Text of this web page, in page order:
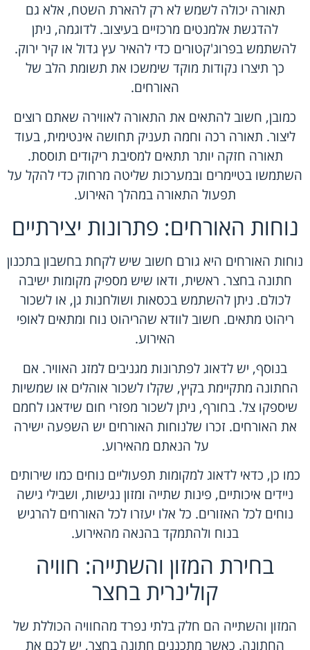
תאורה יכולה לשמש לא רק להארת השטח, אלא גם
להדגשת אלמנטים מרכזיים בעיצוב. לדוגמה, ניתן
להשתמש בפרוג'קטורים כדי להאיר עץ גדול או קיר ירוק.
כך תיצרו נקודות מוקד שימשכו את תשומת הלב של
האורחים.
כמובן, חשוב להתאים את התאורה לאווירה שאתם רוצים
ליצור. תאורה רכה וחמה תעניק תחושה אינטימית, בעוד
תאורה חזקה יותר תתאים למסיבת ריקודים תוססת.
השתמשו בטיימרים ובמערכות שליטה מרחוק כדי להקל על
תפעול התאורה במהלך האירוע.
נוחות האורחים: פתרונות יצירתיים
נוחות האורחים היא גורם חשוב שיש לקחת בחשבון בתכנון
חתונה בחצר. ראשית, ודאו שיש מספיק מקומות ישיבה
לכולם. ניתן להשתמש בכסאות ושולחנות גן, או לשכור
ריהוט מתאים. חשוב לוודא שהריהוט נוח ומתאים לאופי
האירוע.
בנוסף, יש לדאוג לפתרונות מגניבים למזג האוויר. אם
החתונה מתקיימת בקיץ, שקלו לשכור אוהלים או שמשיות
שיספקו צל. בחורף, ניתן לשכור מפזרי חום שידאגו לחמם
את האורחים. זכרו שלנוחות האורחים יש השפעה ישירה
על הנאתם מהאירוע.
כמו כן, כדאי לדאוג למקומות תפעוליים נוחים כמו שירותים
ניידים איכותיים, פינות שתייה ומזון נגישות, ושבילי גישה
נוחים לכל האזורים. כל אלו יעזרו לכל האורחים להרגיש
בנוח ולהתמקד בהנאה מהאירוע.
בחירת המזון והשתייה: חוויה
קולינרית בחצר
המזון והשתייה הם חלק בלתי נפרד מהחוויה הכוללת של
החתונה. כאשר מתכננים חתונה בחצר, יש לכם את